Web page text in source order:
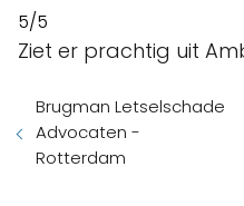
5/5
Ziet er prachtig uit
Brugman Letselschade
Advocaten -
Rotterdam